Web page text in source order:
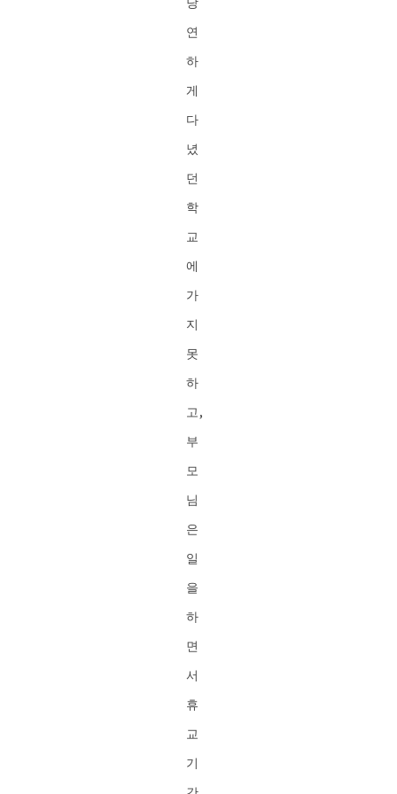
연
하
게
다
녔
던
학
교
에
가
지
못
하
고,
부
모
님
은
일
을
하
면
서
휴
교
기